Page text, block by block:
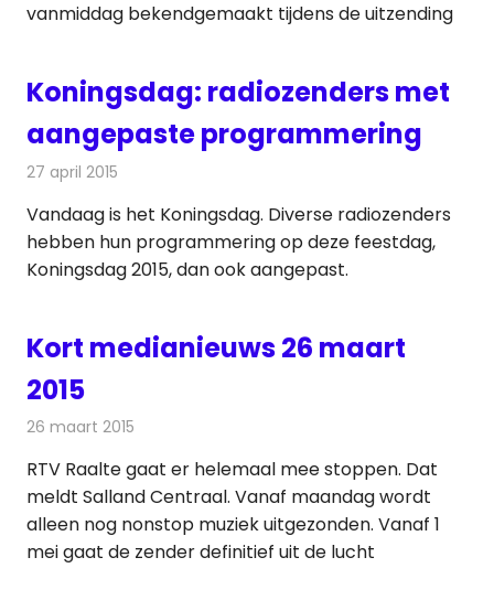
vanmiddag bekendgemaakt tijdens de uitzending
Koningsdag: radiozenders met
aangepaste programmering
27 april 2015
Vandaag is het Koningsdag. Diverse radiozenders
hebben hun programmering op deze feestdag,
Koningsdag 2015, dan ook aangepast.
Kort medianieuws 26 maart
2015
26 maart 2015
RTV Raalte gaat er helemaal mee stoppen. Dat
meldt Salland Centraal. Vanaf maandag wordt
alleen nog nonstop muziek uitgezonden. Vanaf 1
mei gaat de zender definitief uit de lucht